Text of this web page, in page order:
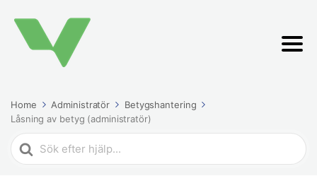
Home Administratör
Betygshantering
Låsning av betyg (administratör)
Search
For